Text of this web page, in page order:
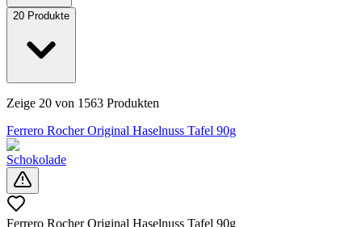
20 Produkte
Zeige 20 von 1563 Produkten
Ferrero Rocher Original Haselnuss Tafel 90g
Schokolade
Ferrero Rocher Original Haselnuss Tafel 90g